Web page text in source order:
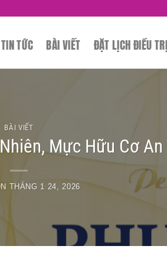
SPA CHUYÊN
TIN TỨC BÀI VIẾT ĐẶT LỊCH ĐIỀU
BÀI VIẾT
Mực Hữu Cơ
THÁNG 1 24, 2026